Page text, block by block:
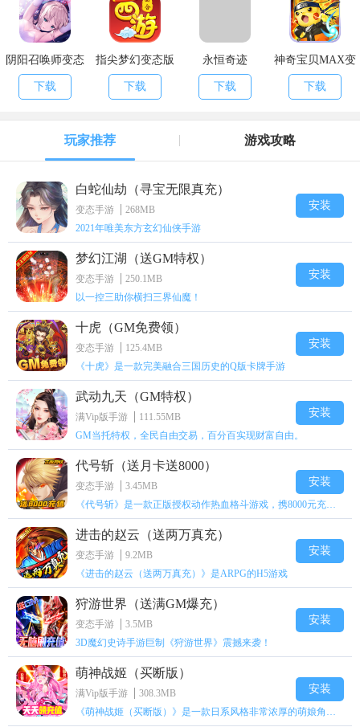
阴阳召唤师变态
版
下载
指尖梦幻变态版
下载
永恒奇迹
下载
神奇宝贝MAX变
态版
下载
玩家推荐 游戏攻略
白蛇仙劫（寻宝无限真充）
变态手游
268MB
2021年唯美东方玄幻仙侠手游
安装
梦幻江湖（送GM特权）
变态手游
250.1MB
以一控三助你横扫三界仙魔！
安装
十虎（GM免费领）
变态手游
125.4MB
《十虎》是一款完美融合三国历史的Q版卡牌手游
安装
武动九天（GM特权）
满Vip版手游
111.55MB
GM当托特权，全民自由交易，百分百实现财富自由。
安装
代号斩（送月卡送8000）
变态手游
3.45MB
《代号斩》是一款正版授权动作热血格斗游戏，携8000元充值壕礼福利来袭！
安装
进击的赵云（送两万真充）
变态手游
9.2MB
《进击的赵云（送两万真充）》是ARPG的H5游戏
安装
狩游世界（送满GM爆充）
变态手游
3.5MB
3D魔幻史诗手游巨制《狩游世界》震撼来袭！
安装
萌神战姬（买断版）
满Vip版手游
308.3MB
《萌神战姬（买断版）》是一款日系风格非常浓厚的萌娘角色扮演策略卡牌手游
安装